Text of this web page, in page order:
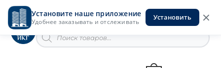
Установите наше приложение
Удобнее заказывать и отслеживать
Установить
Перейти
содержимомуИнструменты на Горской
товаров